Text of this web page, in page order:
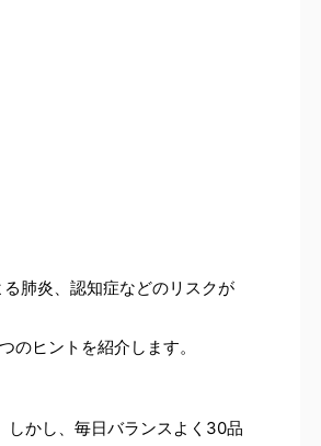
肺炎、認知症などのリスクが
ヒントを紹介します。
かし、毎日バランスよく30品